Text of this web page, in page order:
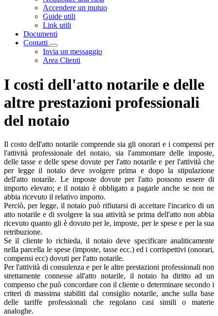
Accendere un mutuo
Guide utili
Link utili
Documenti
Contatti
Visualizza menù di secondo livello
Invia un messaggio
Area Clienti
I costi dell'atto notarile e delle
altre prestazioni professionali
del notaio
Il costo dell'atto notarile comprende sia gli onorari e i compensi per
l'attività professionale del notaio, sia l'ammontare delle imposte,
delle tasse e delle spese dovute per l'atto notarile e per l'attività che
per legge il notaio deve svolgere prima e dopo la stipulazione
dell'atto notarile. Le imposte dovute per l'atto possono essere di
importo elevato; e il notaio è obbligato a pagarle anche se non ne
abbia ricevuto il relativo importo.
Perciò, per legge, il notaio può rifiutarsi di accettare l'incarico di un
atto notarile e di svolgere la sua attività se prima dell'atto non abbia
ricevuto quanto gli è dovuto per le, imposte, per le spese e per la sua
retribuzione.
Se il cliente lo richieda, il notaio deve specificare analiticamente
nella parcella le spese (imposte, tasse ecc.) ed i corrispettivi (onorari,
compensi ecc) dovuti per l'atto notarile.
Per l'attività di consulenza e per le altre prestazioni professionali non
strettamente connesse all'atto notarile, il notaio ha diritto ad un
compenso che può concordare con il cliente o determinare secondo i
criteri di massima stabiliti dal consiglio notarile, anche sulla base
delle tariffe professionali che regolano casi simili o materie
analoghe.